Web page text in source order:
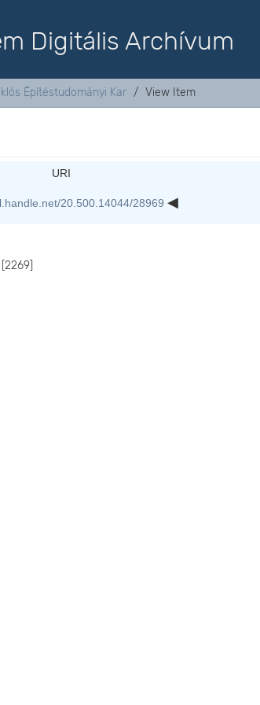
Digitális Archívum
Építéstudományi Kar View Item
URI
20.500.14044/28969
[2269]